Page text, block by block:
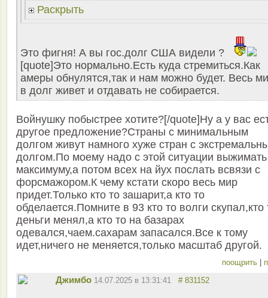
Раскрыть
Это фигня! А вы гос.долг США видели ?
[quote]Это нормально.Есть куда стремиться.Как
амеры обнулятся,так и нам можно будет. Весь
в долг живет и отдавать не собирается.
Войнушку побыстрее хотите?[/quote]Ну а у вас
другое предложение?Страны с минимальным
долгом живут намного хуже стран с
долгом.По моему надо с этой ситуации
максимуму,а потом всех на йух послать всвязи с
форсмажором.К чему кстати скоро весь мир
придет.Только кто то зашарит,а кто то
обделается.Помните в 93 кто то волги скупал,кто
деньги менял,а кто то на базарах
одевался,чаем.сахарам запасался.Все к тому
идет,ничего не меняется,только масштаб другой.
поощрить |
Джимбо 14.07.2025 в 13:31:41 # 831152